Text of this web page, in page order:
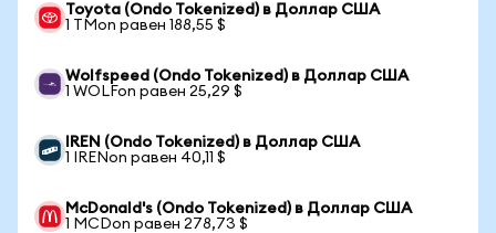
Toyota (Ondo Tokenized) в Доллар США
1 TMon равен 188,55 $
Wolfspeed (Ondo Tokenized) в Доллар США
1 WOLFon равен 25,29 $
IREN (Ondo Tokenized) в Доллар США
1 IRENon равен 40,11 $
McDonald's (Ondo Tokenized) в Доллар США
1 MCDon равен 278,73 $